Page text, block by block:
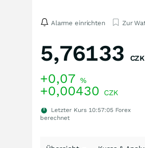
Alarme einrichten Zur
5,76133 CZK
+0,07 %
+0,00430 CZK
Letzter Kurs 10:57:05 Forex
berechnet